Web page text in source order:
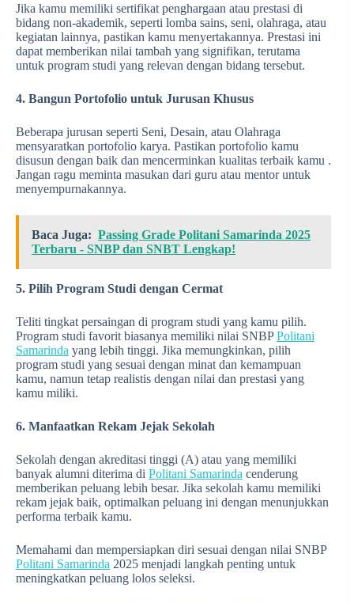
Jika kamu memiliki sertifikat penghargaan atau prestasi di
bidang non-akademik, seperti lomba sains, seni, olahraga, atau
kegiatan lainnya, pastikan kamu menyertakannya. Prestasi ini
dapat memberikan nilai tambah yang signifikan, terutama
untuk program studi yang relevan dengan bidang tersebut.
4. Bangun Portofolio untuk Jurusan Khusus
Beberapa jurusan seperti Seni, Desain, atau Olahraga
mensyaratkan portofolio karya. Pastikan portofolio kamu
disusun dengan baik dan mencerminkan kualitas terbaik kamu .
Jangan ragu meminta masukan dari guru atau mentor untuk
menyempurnakannya.
Baca Juga: Passing Grade Politani Samarinda 2025
Terbaru - SNBP dan SNBT Lengkap!
5. Pilih Program Studi dengan Cermat
Teliti tingkat persaingan di program studi yang kamu pilih.
Program studi favorit biasanya memiliki nilai SNBPPolitani
Samarinda yang lebih tinggi. Jika memungkinkan, pilih
program studi yang sesuai dengan minat dan kemampuan
kamu, namun tetap realistis dengan nilai dan prestasi yang
kamu miliki.
6. Manfaatkan Rekam Jejak Sekolah
Sekolah dengan akreditasi tinggi (A) atau yang memiliki
banyak alumni diterima di Politani Samarinda cenderung
memberikan peluang lebih besar. Jika sekolah kamu memiliki
rekam jejak baik, optimalkan peluang ini dengan menunjukkan
performa terbaik kamu.
Memahami dan mempersiapkan diri sesuai dengan nilai SNBP
Politani Samarinda 2025 menjadi langkah penting untuk
meningkatkan peluang lolos seleksi.